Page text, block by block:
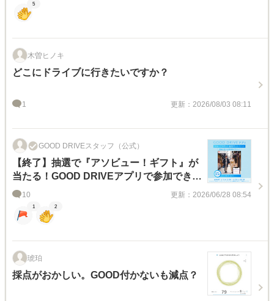
5
木曽ヒノキ
どこにドライブに行きたいですか？
1 更新：2026/08/03 08:11
GOOD DRIVEスタッフ（公式）
【終了】抽選で『アソビュー！ギフト』が
当たる！GOOD DRIVEアプリで参加できる
キャンペーンのお知らせ
10 更新：2026/06/28 08:54
1 2
琥珀
採点がおかしい。GOOD付かないも減点？